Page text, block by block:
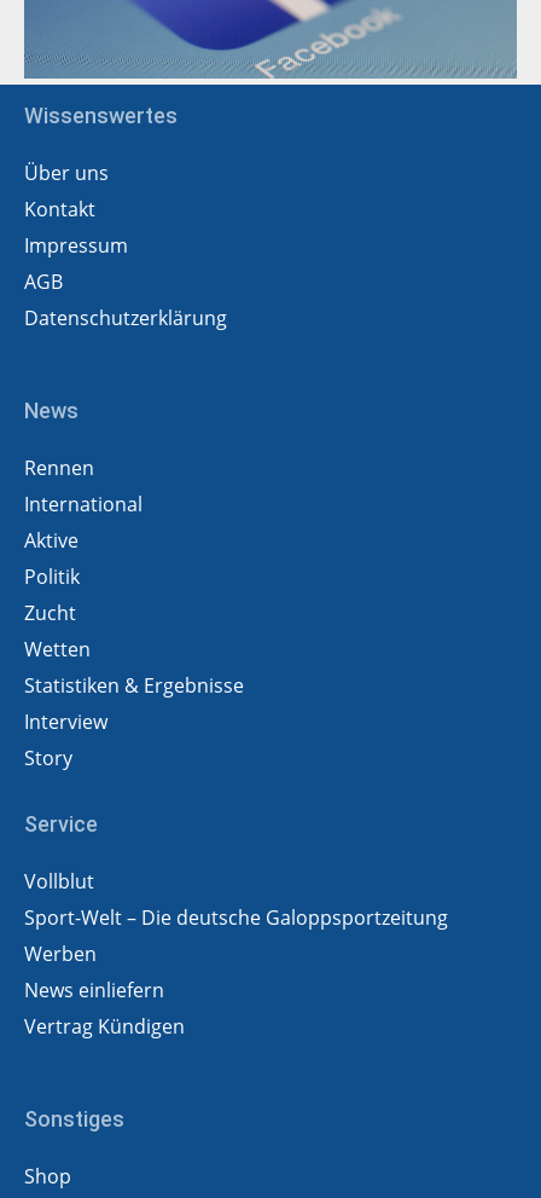
Wissenswertes
Über uns
Kontakt
Impressum
AGB
Datenschutzerklärung
News
Rennen
International
Aktive
Politik
Zucht
Wetten
Statistiken & Ergebnisse
Interview
Story
Service
Vollblut
Sport-Welt – Die deutsche Galoppsportzeitung
Werben
News einliefern
Vertrag Kündigen
Sonstiges
Shop